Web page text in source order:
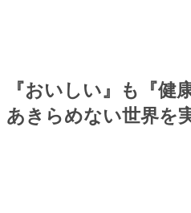
『おいしい』も『健
あきらめない世界を